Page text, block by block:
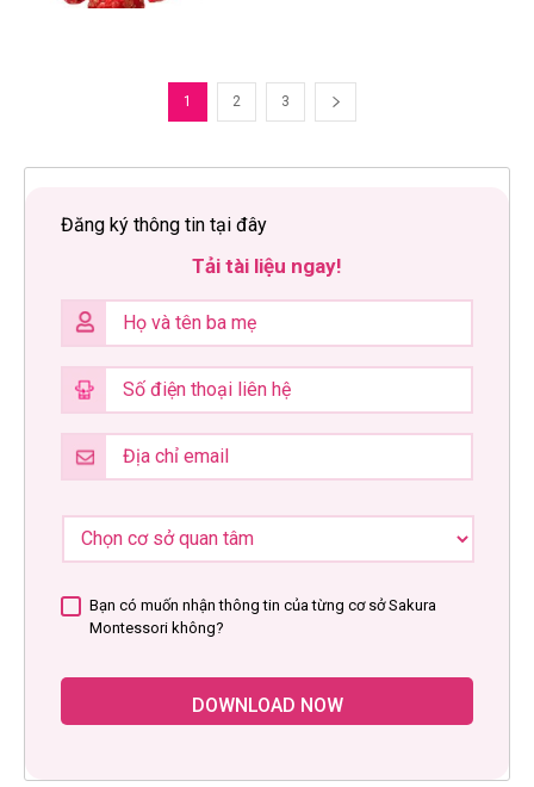
1 2 3
Đăng ký thông tin tại đây
Tải tài liệu ngay!
Bạn có muốn nhận thông tin của từng cơ sở Sakura
Montessori không?